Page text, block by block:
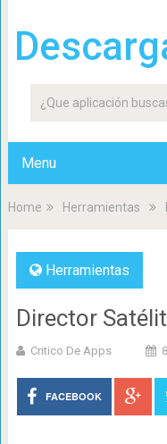
Menu
Home Herramientas
Herramientas
Director
Critico De Apps
FACEBOOK